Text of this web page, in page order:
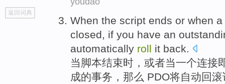
go
top
返回词典
When the script ends or when a
closed
if you have an
automatically roll it back
当 脚本结束时， 或者当一个连接
成的事务 ， 那么 PDO将自动回滚